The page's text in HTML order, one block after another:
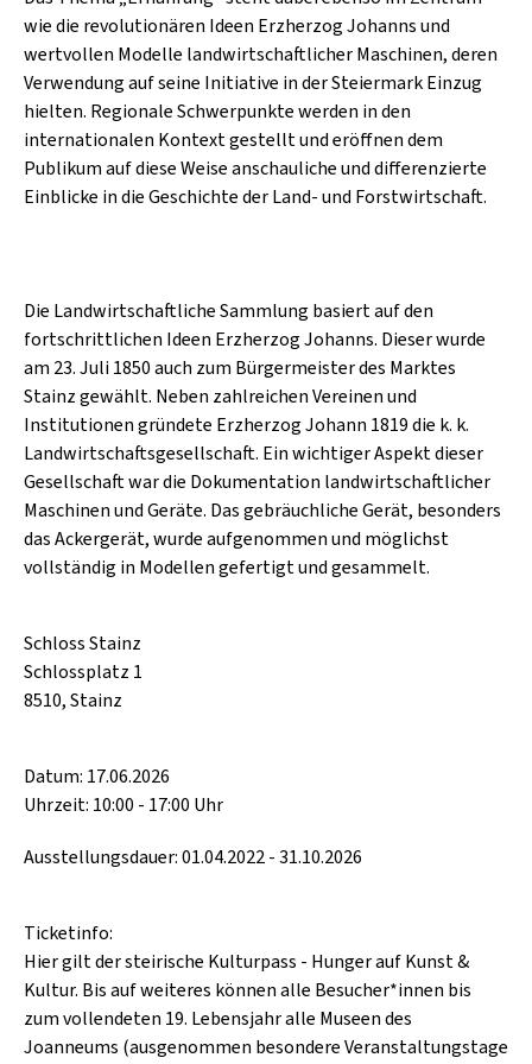
CAFÉ WOLF
POSTGARAGE
KUNSTGARTEN
KRISTALLWERK
HARD & HEAVY
SINGER-SONGWRITER
VOLKSMUSIK
KULTURLAND STEIERMARK
wie die revolutionären Ideen Erzherzog Johanns und
wertvollen Modelle landwirtschaftlicher Maschinen, deren
Verwendung auf seine Initiative in der Steiermark Einzug
hielten. Regionale Schwerpunkte werden in den
internationalen Kontext gestellt und eröffnen dem
Publikum auf diese Weise anschauliche und differenzierte
Einblicke in die Geschichte der Land- und Forstwirtschaft.
Die Landwirtschaftliche Sammlung basiert auf den
fortschrittlichen Ideen Erzherzog Johanns. Dieser wurde
am 23. Juli 1850 auch zum Bürgermeister des Marktes
Stainz gewählt. Neben zahlreichen Vereinen und
Institutionen gründete Erzherzog Johann 1819 die k. k.
Landwirtschaftsgesellschaft. Ein wichtiger Aspekt dieser
Gesellschaft war die Dokumentation landwirtschaftlicher
Maschinen und Geräte. Das gebräuchliche Gerät, besonders
das Ackergerät, wurde aufgenommen und möglichst
vollständig in Modellen gefertigt und gesammelt.
Schloss Stainz
Schlossplatz 1
8510, Stainz
Datum: 17.06.2026
Uhrzeit: 10:00 - 17:00 Uhr
Ausstellungsdauer: 01.04.2022 - 31.10.2026
Ticketinfo:
Hier gilt der steirische Kulturpass - Hunger auf Kunst &
Kultur. Bis auf weiteres können alle Besucher*innen bis
zum vollendeten 19. Lebensjahr alle Museen des
Joanneums (ausgenommen besondere Veranstaltungstage